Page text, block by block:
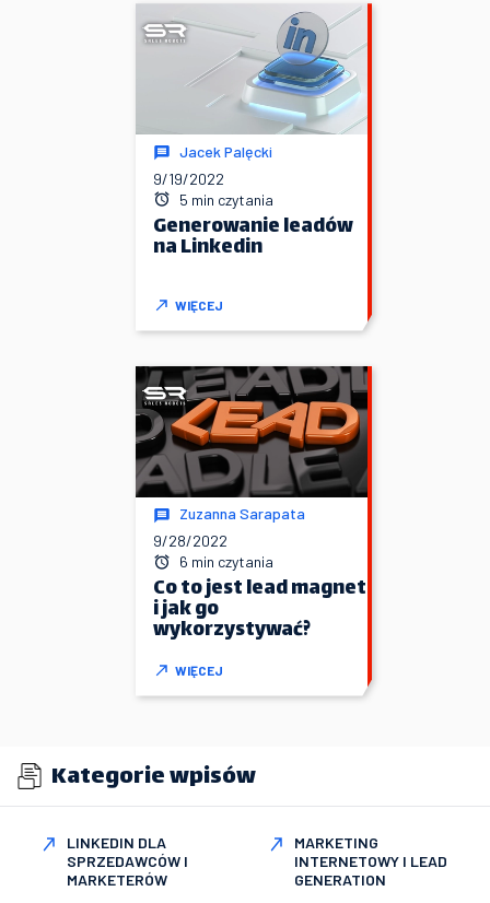
Jacek Palęcki
9/19/2022
5 min czytania
Generowanie leadów
na Linkedin
WIĘCEJ
Zuzanna Sarapata
9/28/2022
6 min czytania
Co to jest lead magnet
i jak go
wykorzystywać?
WIĘCEJ
Kategorie wpisów
LINKEDIN DLA
SPRZEDAWCÓW I
MARKETERÓW
MARKETING
INTERNETOWY I LEAD
GENERATION